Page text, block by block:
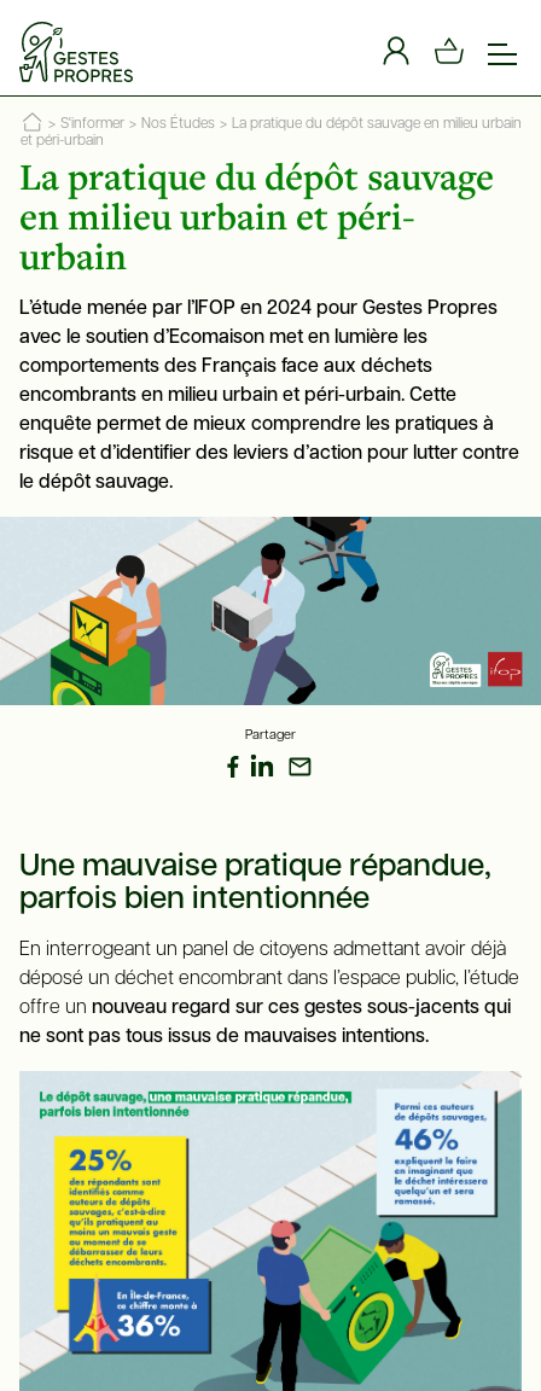
> S'informer > Nos Études > La pratique du dépôt sauvage en milieu urbain
et péri-urbain
La pratique du dépôt sauvage
en milieu urbain et péri-
urbain
L’étude menée par l’IFOP en 2024 pour Gestes Propres
avec le soutien d’Ecomaison met en lumière les
comportements des Français face aux déchets
encombrants en milieu urbain et péri-urbain. Cette
enquête permet de mieux comprendre les pratiques à
risque et d’identifier des leviers d’action pour lutter contre
le dépôt sauvage.
Partager
Une mauvaise pratique répandue,
parfois bien intentionnée
En interrogeant un panel de citoyens admettant avoir déjà
déposé un déchet encombrant dans l’espace public, l’étude
offre un nouveau regard sur ces gestes sous-jacents qui
ne sont pas tous issus de mauvaises intentions.